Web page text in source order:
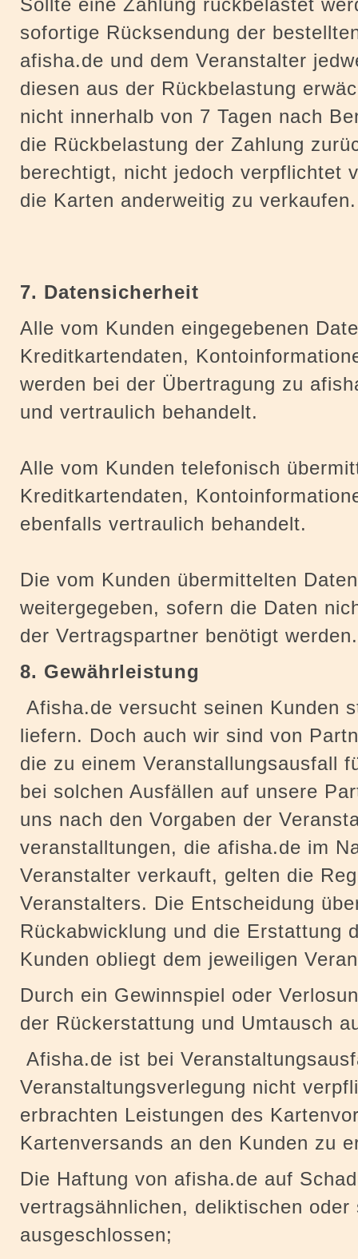
Sollte eine Zahlung rückbelastet
sofortige Rücksendung der
afisha.de und dem Veranstalter
diesen aus der Rückbelastung
nicht innerhalb von 7 Tagen nach
die Rückbelastung der Zahlung
berechtigt, nicht jedoch verpflichtet
die Karten anderweitig zu verkaufen.
7. Datensicherheit
Alle vom Kunden eingegebenen
Kreditkartendaten,
werden bei der Übertragung zu
und vertraulich behandelt.
Alle vom Kunden telefonisch
Kreditkartendaten,
ebenfalls vertraulich behandelt.
Die vom Kunden übermittelten
weitergegeben, sofern die Daten
der Vertragspartner benötigt werden.
8. Gewährleistung
Afisha.de versucht seinen Kunden
liefern. Doch auch wir sind von
die zu einem Veranstallungsausfall
bei solchen Ausfällen auf unsere
uns nach den Vorgaben der
veranstalltungen, die afisha.de im
Veranstalter verkauft, gelten die
Veranstalters. Die Entscheidung
Rückabwicklung und die Erstattung
Kunden obliegt dem jeweiligen
Durch ein Gewinnspiel oder
der Rückerstattung und Umtausch
Afisha.de ist bei
Veranstaltungsverlegung nicht
erbrachten Leistungen des
Kartenversands an den Kunden zu
Die Haftung von afisha.de auf
vertragsähnlichen, deliktischen
ausgeschlossen;